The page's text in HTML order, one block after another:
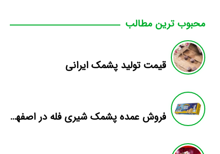
محبوب ترین مطالب
قیمت تولید پشمک ایرانی
فروش عمده پشمک شیری فله در اصفهان